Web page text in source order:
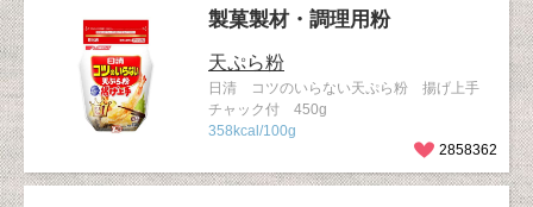
製菓製材・調理用粉
天ぷら粉
日清 コツのいらない天ぷら粉 揚げ上手
チャック付 450g
358kcal/100g
2858362